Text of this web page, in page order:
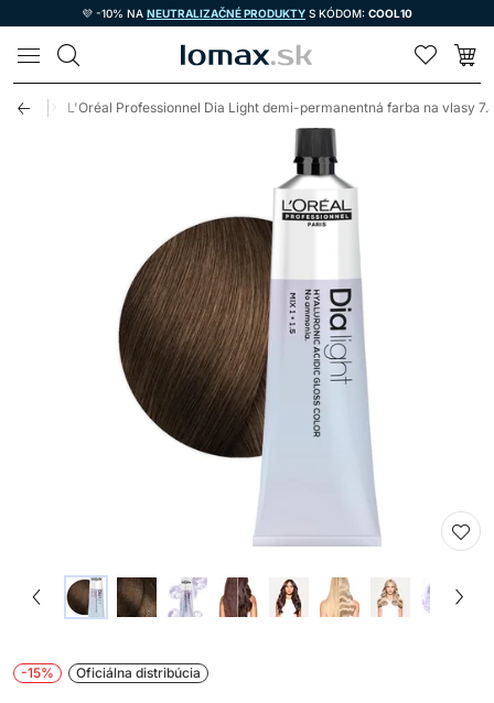
💜 -10% NA NEUTRALIZAČNÉ PRODUKTY S KÓDOM: COOL10
LOMAX
L'Oréal Professionnel Dia Light demi-permanentná farba na vlasy
-15% Oficiálna distribúcia